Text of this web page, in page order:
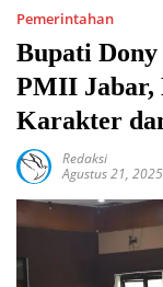
Pemerintahan
Bupati
PMII Jabar,
Karakter
Redaksi
Agustus 21, 2025